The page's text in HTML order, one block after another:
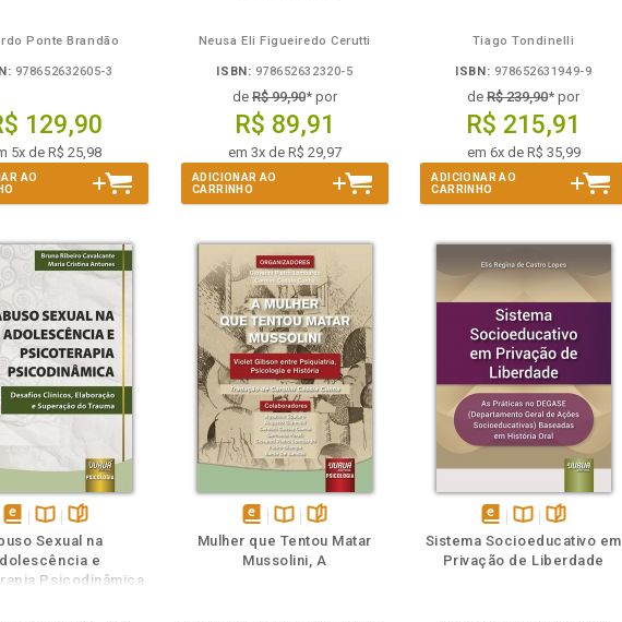
Ponte Brandão
978652632605-3
129,90
5x de R$ 25,98
AO
Neusa Eli Figueiredo Cerutti
ISBN: 978652632320-5
de R$ 99,90* por
R$ 89,91
em 3x de R$ 29,97
ADICIONAR AO
CARRINHO
Tiago Tondinelli
ISBN: 978652631949-9
deR$ 239,90* por
R$ 215,91
em 6x de R$ 35,99
ADICIONAR AO
CARRINHO
disponível
em
eBook
Disponível
na
B.V.
páginas
Sexual na
e
Psicodinâmica
disponível
em
Disponível
na
páginas
Mulher que Tentou Matar
Mussolini, A
disponível
em
Disponível
na
páginas
Sistema Socioeducativo em
Privação de Liberdade